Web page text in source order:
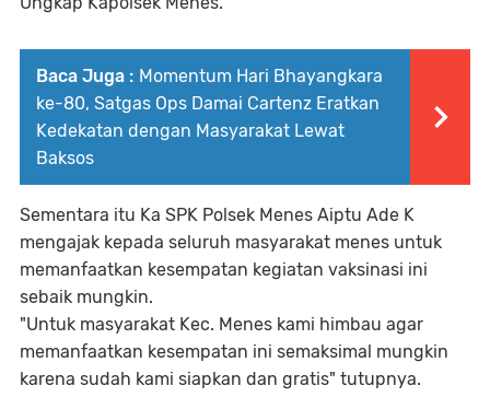
Baca Juga : Momentum Hari Bhayangkara
ke-80, Satgas Ops Damai Cartenz Eratkan
Kedekatan dengan Masyarakat Lewat
Baksos
Sementara itu Ka SPK Polsek Menes Aiptu Ade K
mengajak kepada seluruh masyarakat menes untuk
memanfaatkan kesempatan kegiatan vaksinasi ini
sebaik mungkin.
"Untuk masyarakat Kec. Menes kami himbau agar
memanfaatkan kesempatan ini semaksimal mungkin
karena sudah kami siapkan dan gratis" tutupnya.